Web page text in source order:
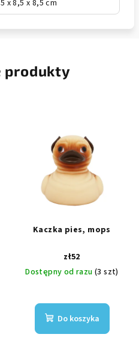
x 8,5 x 8,5 cm
produkty
Kaczka pies, mops
zł52
Dostępny od razu (3 szt)
Do koszyka